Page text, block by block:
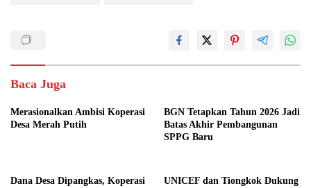
Baca Juga
Merasionalkan Ambisi Koperasi
Desa Merah Putih
BGN Tetapkan Tahun 2026 Jadi
Batas Akhir Pembangunan
SPPG Baru
Dana Desa Dipangkas, Koperasi
UNICEF dan Tiongkok Dukung